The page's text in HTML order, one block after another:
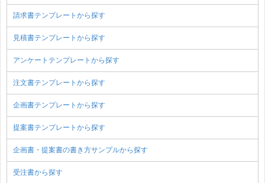
請求書テンプレートから探す
見積書テンプレートから探す
アンケートテンプレートから探す
注文書テンプレートから探す
企画書テンプレートから探す
提案書テンプレートから探す
企画書・提案書の書き方サンプルから探す
受注書から探す